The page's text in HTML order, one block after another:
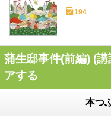
194
蒲生邸事件(前編) (
アする
本つ